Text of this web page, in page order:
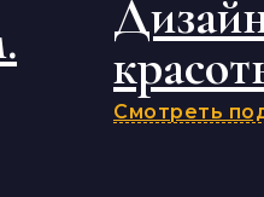
Смотреть